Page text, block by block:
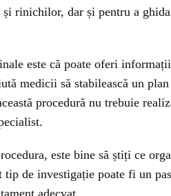
rinichilor, dar și pentru a
este că poate oferi
medicii să stabilească un
procedură nu trebuie
este bine să știți ce
de investigație poate fi un
adecvat.